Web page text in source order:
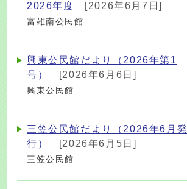
2026年度
[2026年6月7日]
富雄南公民館
興東公民館だより（2026年第1
号）
[2026年6月6日]
興東公民館
三笠公民館だより（2026年6月発
行）
[2026年6月5日]
三笠公民館